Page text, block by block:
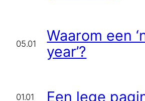
05.01
Waarom een
year’?
01.01 Een lege